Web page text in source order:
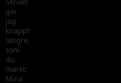
gör
jag
knappt
längre,
som
du
märkt.
Mina